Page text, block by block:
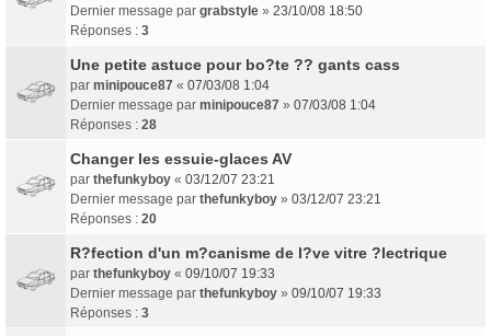
Dernier message par grabstyle » 23/10/08 18:50
Réponses : 3
Une petite astuce pour bo?te ?? gants cass
par minipouce87 « 07/03/08 1:04
Dernier message par minipouce87 » 07/03/08 1:04
Réponses : 28
Changer les essuie-glaces AV
par thefunkyboy « 03/12/07 23:21
Dernier message par thefunkyboy » 03/12/07 23:21
Réponses : 20
R?fection d'un m?canisme de l?ve vitre ?lectrique
par thefunkyboy « 09/10/07 19:33
Dernier message par thefunkyboy » 09/10/07 19:33
Réponses : 3